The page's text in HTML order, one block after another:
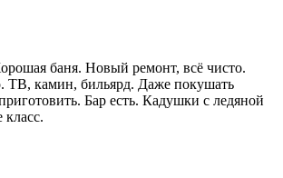
баня. Новый ремонт, всё чисто.
ТВ, камин, бильярд. Даже покушать
Бар есть. Кадушки с ледяной